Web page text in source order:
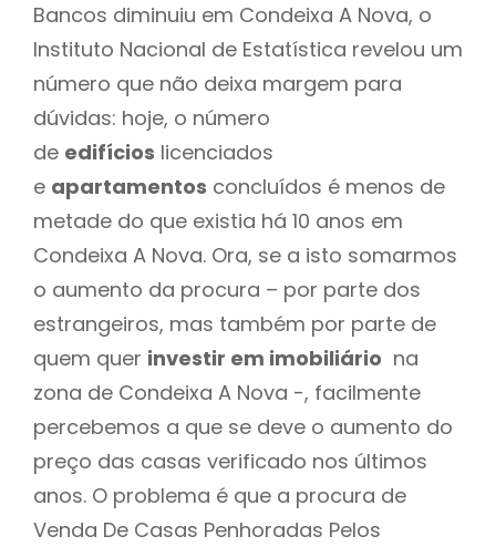
Bancos diminuiu em Condeixa A Nova, o
Instituto Nacional de Estatística revelou um
número que não deixa margem para
dúvidas: hoje, o número
de edifícios licenciados
e apartamentos concluídos é menos de
metade do que existia há 10 anos em
Condeixa A Nova. Ora, se a isto somarmos
o aumento da procura – por parte dos
estrangeiros, mas também por parte de
quem quer investir em imobiliário na
zona de Condeixa A Nova -, facilmente
percebemos a que se deve o aumento do
preço das casas verificado nos últimos
anos. O problema é que a procura de
Venda De Casas Penhoradas Pelos